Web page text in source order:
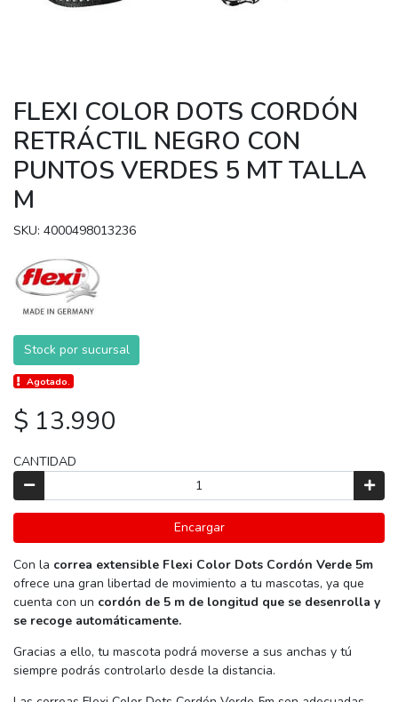
FLEXI COLOR DOTS CORDÓN
RETRÁCTIL NEGRO CON
PUNTOS VERDES 5 MT TALLA
M
SKU: 4000498013236
Stock por sucursal
Agotado.
$ 13.990
CANTIDAD
Encargar
Con la correa extensible Flexi Color Dots Cordón Verde 5m
ofrece una gran libertad de movimiento a tu mascotas, ya que
cuenta con un cordón de 5 m de longitud que se desenrolla y
se recoge automáticamente.
Gracias a ello, tu mascota podrá moverse a sus anchas y tú
siempre podrás controlarlo desde la distancia.